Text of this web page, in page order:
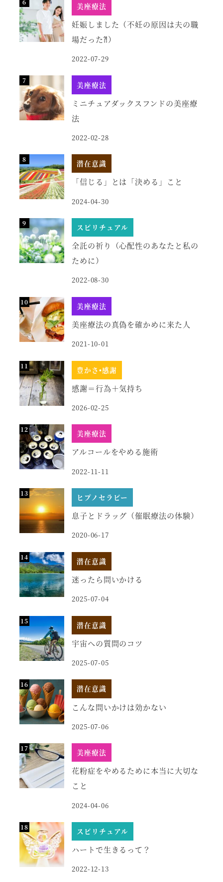
美座療法
妊娠しました（不妊の原因は夫の職
場だった⁈）
2022-07-29
美座療法
ミニチュアダックスフンドの美座療
法
2022-02-28
潜在意識
「信じる」とは「決める」こと
2024-04-30
スピリチュアル
全託の祈り（心配性のあなたと私の
ために）
2022-08-30
美座療法
美座療法の真偽を確かめに来た人
2021-10-01
豊かさ•感謝
感謝＝行為＋気持ち
2026-02-25
美座療法
アルコールをやめる施術
2022-11-11
ヒプノセラピー
息子とドラッグ（催眠療法の体験）
2020-06-17
潜在意識
迷ったら問いかける
2025-07-04
潜在意識
宇宙への質問のコツ
2025-07-05
潜在意識
こんな問いかけは効かない
2025-07-06
美座療法
花粉症をやめるために本当に大切な
こと
2024-04-06
スピリチュアル
ハートで生きるって？
2022-12-13